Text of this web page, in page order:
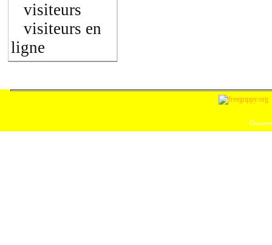
visiteurs
visiteurs en
ligne